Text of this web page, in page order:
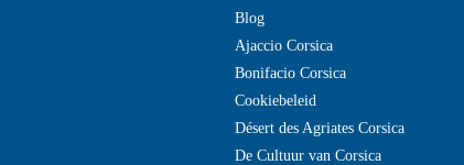
Blog
Ajaccio Corsica
Bonifacio Corsica
Cookiebeleid
Désert des Agriates Corsica
De Cultuur van Corsica